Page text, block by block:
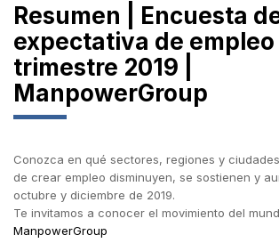
Resumen | Encuesta
expectativa de
trimestre 2019 |
ManpowerGroup
Conozca en qué sectores, regiones y
de crear empleo disminuyen, se sostienen y
octubre y diciembre de 2019.
Te invitamos a conocer el movimiento del
ManpowerGroup